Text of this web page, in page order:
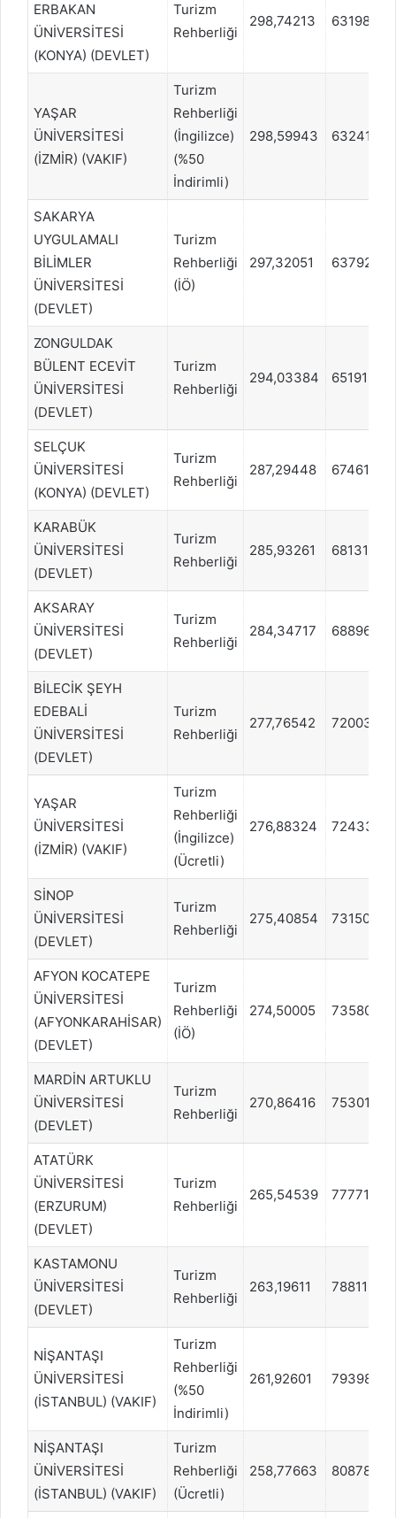
ERBAKAN
ÜNİVERSİTESİ
(KONYA) (DEVLET)
Turizm
Rehberliği
298,74213 63198
YAŞAR
ÜNİVERSİTESİ
(İZMİR) (VAKIF)
Turizm
Rehberliği
(İngilizce)
(%50
İndirimli)
298,59943 63241
SAKARYA
UYGULAMALI
BİLİMLER
ÜNİVERSİTESİ
(DEVLET)
Turizm
Rehberliği
(İÖ)
297,32051 63792
ZONGULDAK
BÜLENT ECEVİT
ÜNİVERSİTESİ
(DEVLET)
Turizm
Rehberliği
294,03384 65191
SELÇUK
ÜNİVERSİTESİ
(KONYA) (DEVLET)
Turizm
Rehberliği
287,29448 67461
KARABÜK
ÜNİVERSİTESİ
(DEVLET)
Turizm
Rehberliği
285,93261 68131
AKSARAY
ÜNİVERSİTESİ
(DEVLET)
Turizm
Rehberliği
284,34717 68896
BİLECİK ŞEYH
EDEBALİ
ÜNİVERSİTESİ
(DEVLET)
Turizm
Rehberliği
277,76542 72003
YAŞAR
ÜNİVERSİTESİ
(İZMİR) (VAKIF)
Turizm
Rehberliği
(İngilizce)
(Ücretli)
276,88324 72433
SİNOP
ÜNİVERSİTESİ
(DEVLET)
Turizm
Rehberliği
275,40854 73150
AFYON KOCATEPE
ÜNİVERSİTESİ
(AFYONKARAHİSAR)
(DEVLET)
Turizm
Rehberliği
(İÖ)
274,50005 73580
MARDİN ARTUKLU
ÜNİVERSİTESİ
(DEVLET)
Turizm
Rehberliği
270,86416 75301
ATATÜRK
ÜNİVERSİTESİ
(ERZURUM)
(DEVLET)
Turizm
Rehberliği
265,54539 77771
KASTAMONU
ÜNİVERSİTESİ
(DEVLET)
Turizm
Rehberliği
263,19611 78811
NİŞANTAŞI
ÜNİVERSİTESİ
(İSTANBUL) (VAKIF)
Turizm
Rehberliği
(%50
İndirimli)
261,92601 79398
NİŞANTAŞI
ÜNİVERSİTESİ
(İSTANBUL) (VAKIF)
Turizm
Rehberliği
(Ücretli)
258,77663 80878